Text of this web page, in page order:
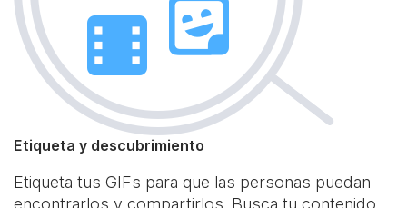
Etiqueta y descubrimiento
Etiqueta tus GIFs para que las personas puedan
encontrarlos y compartirlos. Busca tu contenido